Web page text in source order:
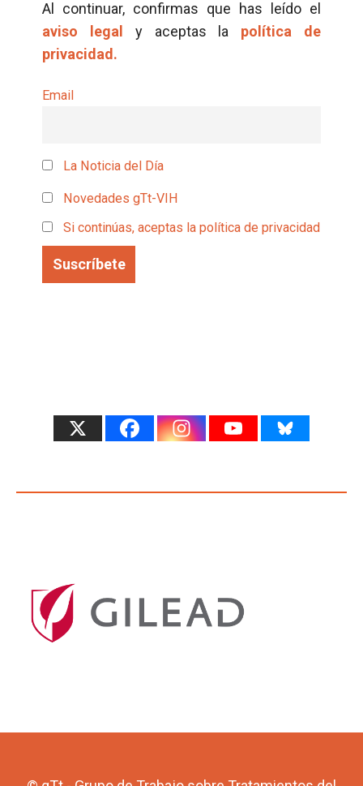
Al continuar, confirmas que has leído el
aviso legal
y aceptas la política de
privacidad.
Email
La Noticia del Día
Novedades gTt-VIH
Si continúas, aceptas la política de privacidad